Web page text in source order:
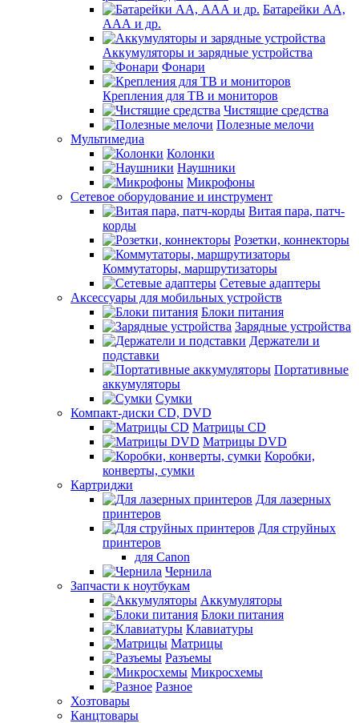
Батарейки АА,
ААА и др.
Аккумуляторы и зарядные устройства
Фонари
Крепления для ТВ и мониторов
Чистящие средства
Полезные мелочи
Мультимедиа
Колонки
Наушники
Микрофоны
Сетевое оборудование и инструмент
Витая пара, патч-
корды
Розетки, коннекторы
Коммутаторы, маршрутизаторы
Сетевые адаптеры
Аксессуары для мобильных устройств
Блоки питания
Зарядные устройства
Держатели и
подставки
Портативные
аккумуляторы
Сумки
Компакт-диски CD, DVD
Матрицы CD
Матрицы DVD
Коробки,
конверты, сумки
Картриджи
Для лазерных
принтеров
Для струйных
принтеров
для Canon
Чернила
Запчасти к ноутбукам
Аккумуляторы
Блоки питания
Клавиатуры
Матрицы
Разъемы
Микросхемы
Разное
Хозтовары
Канцтовары